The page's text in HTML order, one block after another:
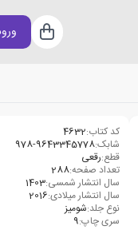
سبد
کد کتاب:4632
شابک:978-9643345778
قطع:رقعی
تعداد صفحه:288
سال انتشار شمسی:1403
سال انتشار میلادی:2016
نوع جلد:شومیز
سری چاپ:9